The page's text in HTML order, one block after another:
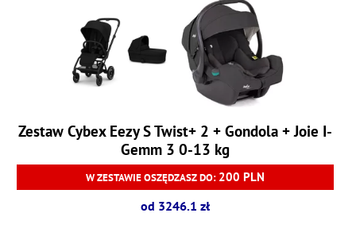
Zestaw Cybex Eezy S Twist+ 2 + Gondola + Joie I-
Gemm 3 0-13 kg
W ZESTAWIE OSZĘDZASZ DO: 200 PLN
od 3246.1 zł